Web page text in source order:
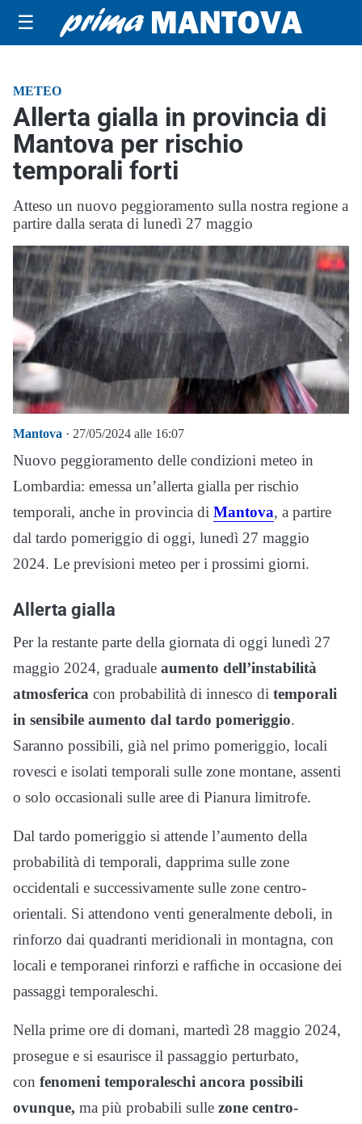
☰
METEO
Allerta gialla in provincia di
Mantova per rischio
temporali forti
Atteso un nuovo peggioramento sulla nostra regione a
partire dalla serata di lunedì 27 maggio
Mantova · 27/05/2024 alle 16:07
Nuovo peggioramento delle condizioni meteo in
Lombardia: emessa un’allerta gialla per rischio
temporali, anche in provincia di Mantova, a partire
dal tardo pomeriggio di oggi, lunedì 27 maggio
2024. Le previsioni meteo per i prossimi giorni.
Allerta gialla
Per la restante parte della giornata di oggi lunedì 27
maggio 2024, graduale aumento dell’instabilità
atmosferica con probabilità di innesco di temporali
in sensibile aumento dal tardo pomeriggio.
Saranno possibili, già nel primo pomeriggio, locali
rovesci e isolati temporali sulle zone montane, assenti
o solo occasionali sulle aree di Pianura limitrofe.
Dal tardo pomeriggio si attende l’aumento della
probabilità di temporali, dapprima sulle zone
occidentali e successivamente sulle zone centro-
orientali. Si attendono venti generalmente deboli, in
rinforzo dai quadranti meridionali in montagna, con
locali e temporanei rinforzi e rafﬁche in occasione dei
passaggi temporaleschi.
Nella prime ore di domani, martedì 28 maggio 2024,
prosegue e si esaurisce il passaggio perturbato,
con fenomeni temporaleschi ancora possibili
ovunque, ma più probabili sulle zone centro-